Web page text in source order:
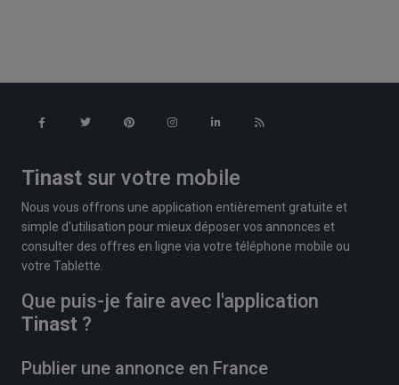
Tinast sur votre mobile
Nous vous offrons une application entièrement gratuite et
simple d'utilisation pour mieux déposer vos annonces et
consulter des offres en ligne via votre téléphone mobile ou
votre Tablette.
Que puis-je faire avec l'application
Tinast ?
Publier une annonce en France